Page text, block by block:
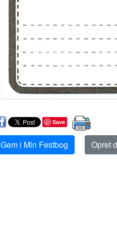
Save
Gem i Min Festbog Opret